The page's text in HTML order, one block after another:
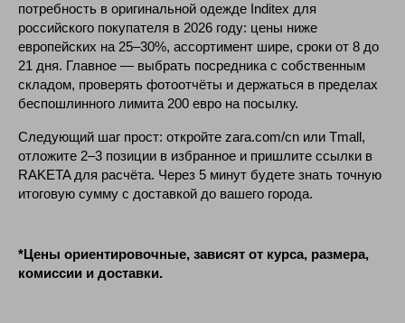
потребность в оригинальной одежде Inditex для
российского покупателя в 2026 году: цены ниже
европейских на 25–30%, ассортимент шире, сроки от 8 до
21 дня. Главное — выбрать посредника с собственным
складом, проверять фотоотчёты и держаться в пределах
беспошлинного лимита 200 евро на посылку.
Следующий шаг прост: откройте zara.com/cn или Tmall,
отложите 2–3 позиции в избранное и пришлите ссылки в
RAKETA для расчёта. Через 5 минут будете знать точную
итоговую сумму с доставкой до вашего города.
*Цены ориентировочные, зависят от курса, размера,
комиссии и доставки.
из Китая сейчас
Зарегистрироваться
©RAKETA 2026. Все права защищены
Юридические документы